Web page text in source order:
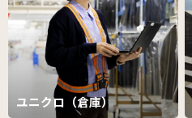
ユニクロ（倉庫）